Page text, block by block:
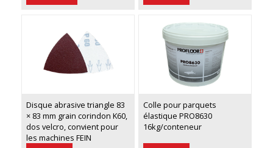
Disque abrasive triangle 83
× 83 mm grain corindon K60,
dos velcro, convient pour
les machines FEIN
Colle pour parquets
élastique PRO8630
16kg/conteneur